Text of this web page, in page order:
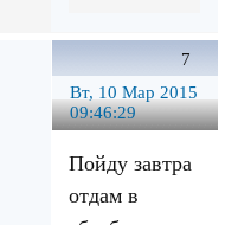
7
Вт, 10 Мар 2015
09:46:29
Пойду завтра
отдам в